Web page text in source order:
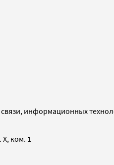
информационных
ком. 1